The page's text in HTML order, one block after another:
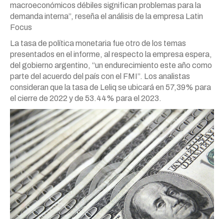
macroeconómicos débiles significan problemas para la
demanda interna”, reseña el análisis de la empresa Latin
Focus
La tasa de política monetaria fue otro de los temas
presentados en el informe, al respecto la empresa espera,
del gobierno argentino, “un endurecimiento este año como
parte del acuerdo del país con el FMI”. Los analistas
consideran que la tasa de Leliq se ubicará en 57,39% para
el cierre de 2022 y de 53.44% para el 2023.